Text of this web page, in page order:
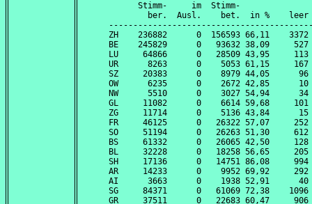
Stimm-     im  Stimm-
ber.  Ausl.    bet.  in %
ZH    236882      0  156593 66,11
BE    245829      0   93632 38,09
LU     64866      0   28509 43,95
UR      8263      0    5053 61,15
SZ     20383      0    8979 44,05
OW      6235      0    2672 42,85
NW      5510      0    3027 54,94
GL     11082      0    6614 59,68
ZG     11714      0    5136 43,84
FR     46125      0   26322 57,07
SO     51194      0   26263 51,30
BS     61332      0   26065 42,50
BL     32228      0   18258 56,65
SH     17136      0   14751 86,08
AR     14233      0    9952 69,92
AI      3663      0    1938 52,91
SG     84371      0   61069 72,38
GR     37511      0   22683 60,47